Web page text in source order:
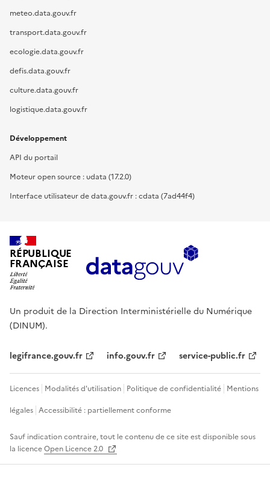
meteo.data.gouv.fr
transport.data.gouv.fr
ecologie.data.gouv.fr
defis.data.gouv.fr
culture.data.gouv.fr
logistique.data.gouv.fr
Développement
API du portail
Moteur open source : udata (17.2.0)
Interface utilisateur de data.gouv.fr : cdata (7ad44f4)
RÉPUBLIQUE
FRANÇAISE
Un produit de la Direction Interministérielle du Numérique
(DINUM).
legifrance.gouv.fr info.gouv.fr service-public.fr
Licences Modalités d'utilisation Politique de confidentialité Mentions
légales Accessibilité : partiellement conforme
Sauf indication contraire, tout le contenu de ce site est disponible sous
la licenceOpen Licence 2.0